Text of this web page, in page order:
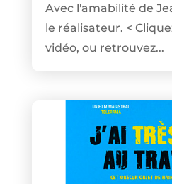
Avec l'amabilité de
le réalisateur. <
vidéo, ou retrouvez...